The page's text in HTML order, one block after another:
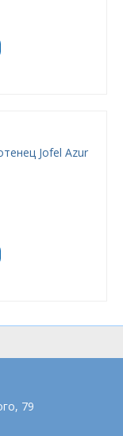
Jofel Azur
79